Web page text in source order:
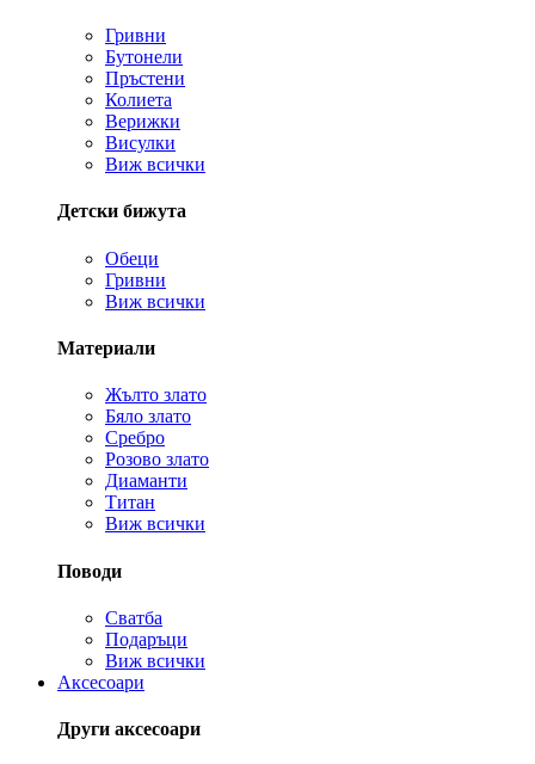
Гривни
Бутонели
Пръстени
Колиета
Верижки
Висулки
Виж всички
Детски бижута
Обеци
Гривни
Виж всички
Материали
Жълто злато
Бяло злато
Сребро
Розово злато
Диаманти
Титан
Виж всички
Поводи
Сватба
Подаръци
Виж всички
Аксесоари
Други аксесоари